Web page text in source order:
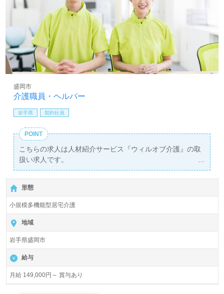
介護職員・ヘルパー
盛岡市
岩手県 契約社員
POINT
こちらの求人は人材紹介サービス『ウィルオブ介護』の取
扱い求人です。
詳細に関してお気軽にご相談ください♪
【無料】で皆さんの転職活動をサポートいたします。
形態
小規模多機能型居宅介護
地域
岩手県盛岡市
給与
月給 149,000円～ 賞与あり